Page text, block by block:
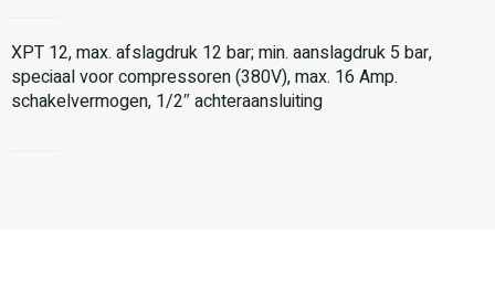
XPT 12, max. afslagdruk 12 bar; min. aanslagdruk 5 bar,
speciaal voor compressoren (380V), max. 16 Amp.
schakelvermogen, 1/2″ achteraansluiting